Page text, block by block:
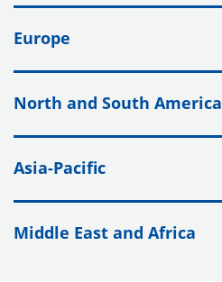
Europe
North and South America
Asia-Pacific
Middle East and Africa